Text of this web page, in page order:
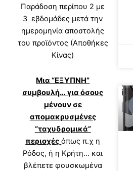
Παράδοση περίπου 2 με
3 εβδομάδες μετά την
ημερομηνία αποστολής
του προϊόντος (Αποθήκες
Κίνας)
Μια “ΕΞΥΠΝΗ”
συμβουλή… για όσους
μένουν σε
απομακρυσμένες
“ταχυδρομικά”
περιοχές όπως π.χ η
Ρόδος, ή η Κρήτη… και
βλέπετε φουσκωμένα